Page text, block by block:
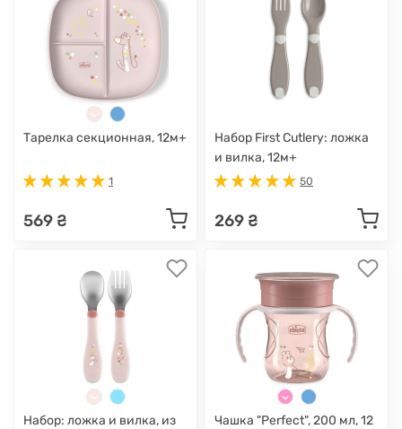
Тарелка секционная, 12м+
1
569 ₴
Набор First Cutlery: ложка
и вилка, 12м+
50
269 ₴
Набор: ложка и вилка, из
Чашка "Perfect", 200 мл, 12